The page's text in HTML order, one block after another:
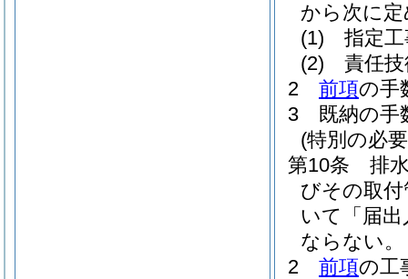
から次に
(1)
指定
(2)
責任
2
前項の手
3
既納の手
(特別の必
第10条
排
びその取
いて「届
ならない。
2
前項の工